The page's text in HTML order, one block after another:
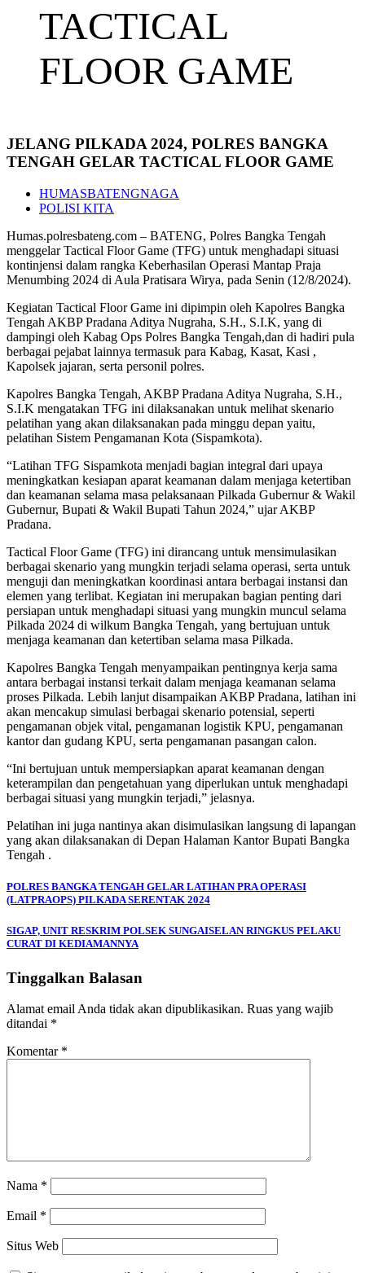
TACTICAL
FLOOR GAME
JELANG PILKADA 2024, POLRES BANGKA
TENGAH GELAR TACTICAL FLOOR GAME
HUMASBATENGNAGA
POLISI KITA
Humas.polresbateng.com – BATENG, Polres Bangka Tengah
menggelar Tactical Floor Game (TFG) untuk menghadapi situasi
kontinjensi dalam rangka Keberhasilan Operasi Mantap Praja
Menumbing 2024 di Aula Pratisara Wirya, pada Senin (12/8/2024).
Kegiatan Tactical Floor Game ini dipimpin oleh Kapolres Bangka
Tengah AKBP Pradana Aditya Nugraha, S.H., S.I.K, yang di
dampingi oleh Kabag Ops Polres Bangka Tengah,dan di hadiri pula
berbagai pejabat lainnya termasuk para Kabag, Kasat, Kasi ,
Kapolsek jajaran, serta personil polres.
Kapolres Bangka Tengah, AKBP Pradana Aditya Nugraha, S.H.,
S.I.K mengatakan TFG ini dilaksanakan untuk melihat skenario
pelatihan yang akan dilaksanakan pada minggu depan yaitu,
pelatihan Sistem Pengamanan Kota (Sispamkota).
“Latihan TFG Sispamkota menjadi bagian integral dari upaya
meningkatkan kesiapan aparat keamanan dalam menjaga ketertiban
dan keamanan selama masa pelaksanaan Pilkada Gubernur & Wakil
Gubernur, Bupati & Wakil Bupati Tahun 2024,” ujar AKBP
Pradana.
Tactical Floor Game (TFG) ini dirancang untuk mensimulasikan
berbagai skenario yang mungkin terjadi selama operasi, serta untuk
menguji dan meningkatkan koordinasi antara berbagai instansi dan
elemen yang terlibat. Kegiatan ini merupakan bagian penting dari
persiapan untuk menghadapi situasi yang mungkin muncul selama
Pilkada 2024 di wilkum Bangka Tengah, yang bertujuan untuk
menjaga keamanan dan ketertiban selama masa Pilkada.
Kapolres Bangka Tengah menyampaikan pentingnya kerja sama
antara berbagai instansi terkait dalam menjaga keamanan selama
proses Pilkada. Lebih lanjut disampaikan AKBP Pradana, latihan ini
akan mencakup simulasi berbagai skenario potensial, seperti
pengamanan objek vital, pengamanan logistik KPU, pengamanan
kantor dan gudang KPU, serta pengamanan pasangan calon.
“Ini bertujuan untuk mempersiapkan aparat keamanan dengan
keterampilan dan pengetahuan yang diperlukan untuk menghadapi
berbagai situasi yang mungkin terjadi,” jelasnya.
Pelatihan ini juga nantinya akan disimulasikan langsung di lapangan
yang akan dilaksanakan di Depan Halaman Kantor Bupati Bangka
Tengah .
Navigasi
pos
POLRES BANGKA TENGAH GELAR LATIHAN PRA OPERASI
(LATPRAOPS) PILKADA SERENTAK 2024
SIGAP, UNIT RESKRIM POLSEK SUNGAISELAN RINGKUS PELAKU
CURAT DI KEDIAMANNYA
Tinggalkan Balasan
Alamat email Anda tidak akan dipublikasikan. Ruas yang wajib
ditandai *
Komentar *
Nama *
Email *
Situs Web